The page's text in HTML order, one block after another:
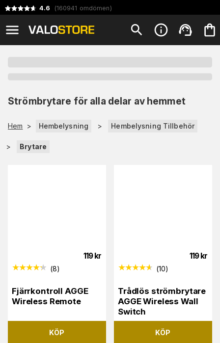
4.6 (160941 omdömen)
Strömbrytare för alla delar av hemmet
Hem > Hembelysning > Hembelysning Tillbehör
> Brytare
119 kr
(8)
Fjärrkontroll AGGE
Wireless Remote
KÖP
119 kr
(10)
Trådlös strömbrytare
AGGE Wireless Wall
Switch
KÖP